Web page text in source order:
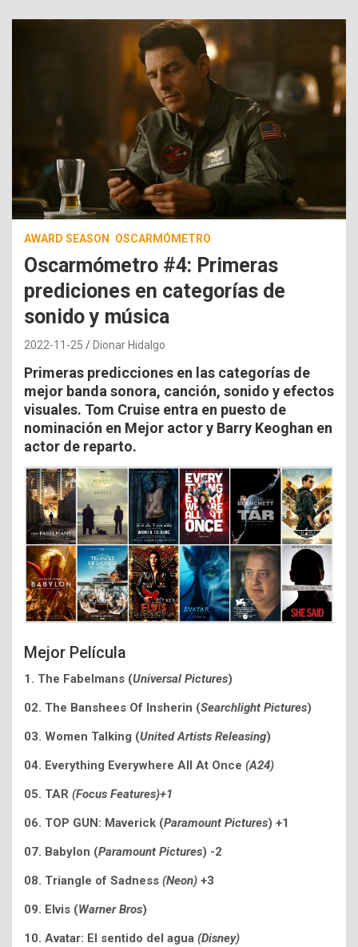
AWARD SEASON OSCARMÓMETRO
Oscarmómetro #4: Primeras
prediciones en categorías de
sonido y música
2022-11-25 Dionar Hidalgo
Primeras predicciones en las categorías de
mejor banda sonora, canción, sonido y efectos
visuales. Tom Cruise entra en puesto de
nominación en Mejor actor y Barry Keoghan en
actor de reparto.
Mejor Película
1. The Fabelmans (Universal Pictures)
02. The Banshees Of Insherin (Searchlight Pictures)
03. Women Talking (United Artists Releasing)
04. Everything Everywhere All At Once (A24)
05. TAR (Focus Features)+1
06. TOP GUN: Maverick (Paramount Pictures) +1
07. Babylon (Paramount Pictures) -2
08. Triangle of Sadness (Neon) +3
09. Elvis (Warner Bros)
10. Avatar: El sentido del agua (Disney)